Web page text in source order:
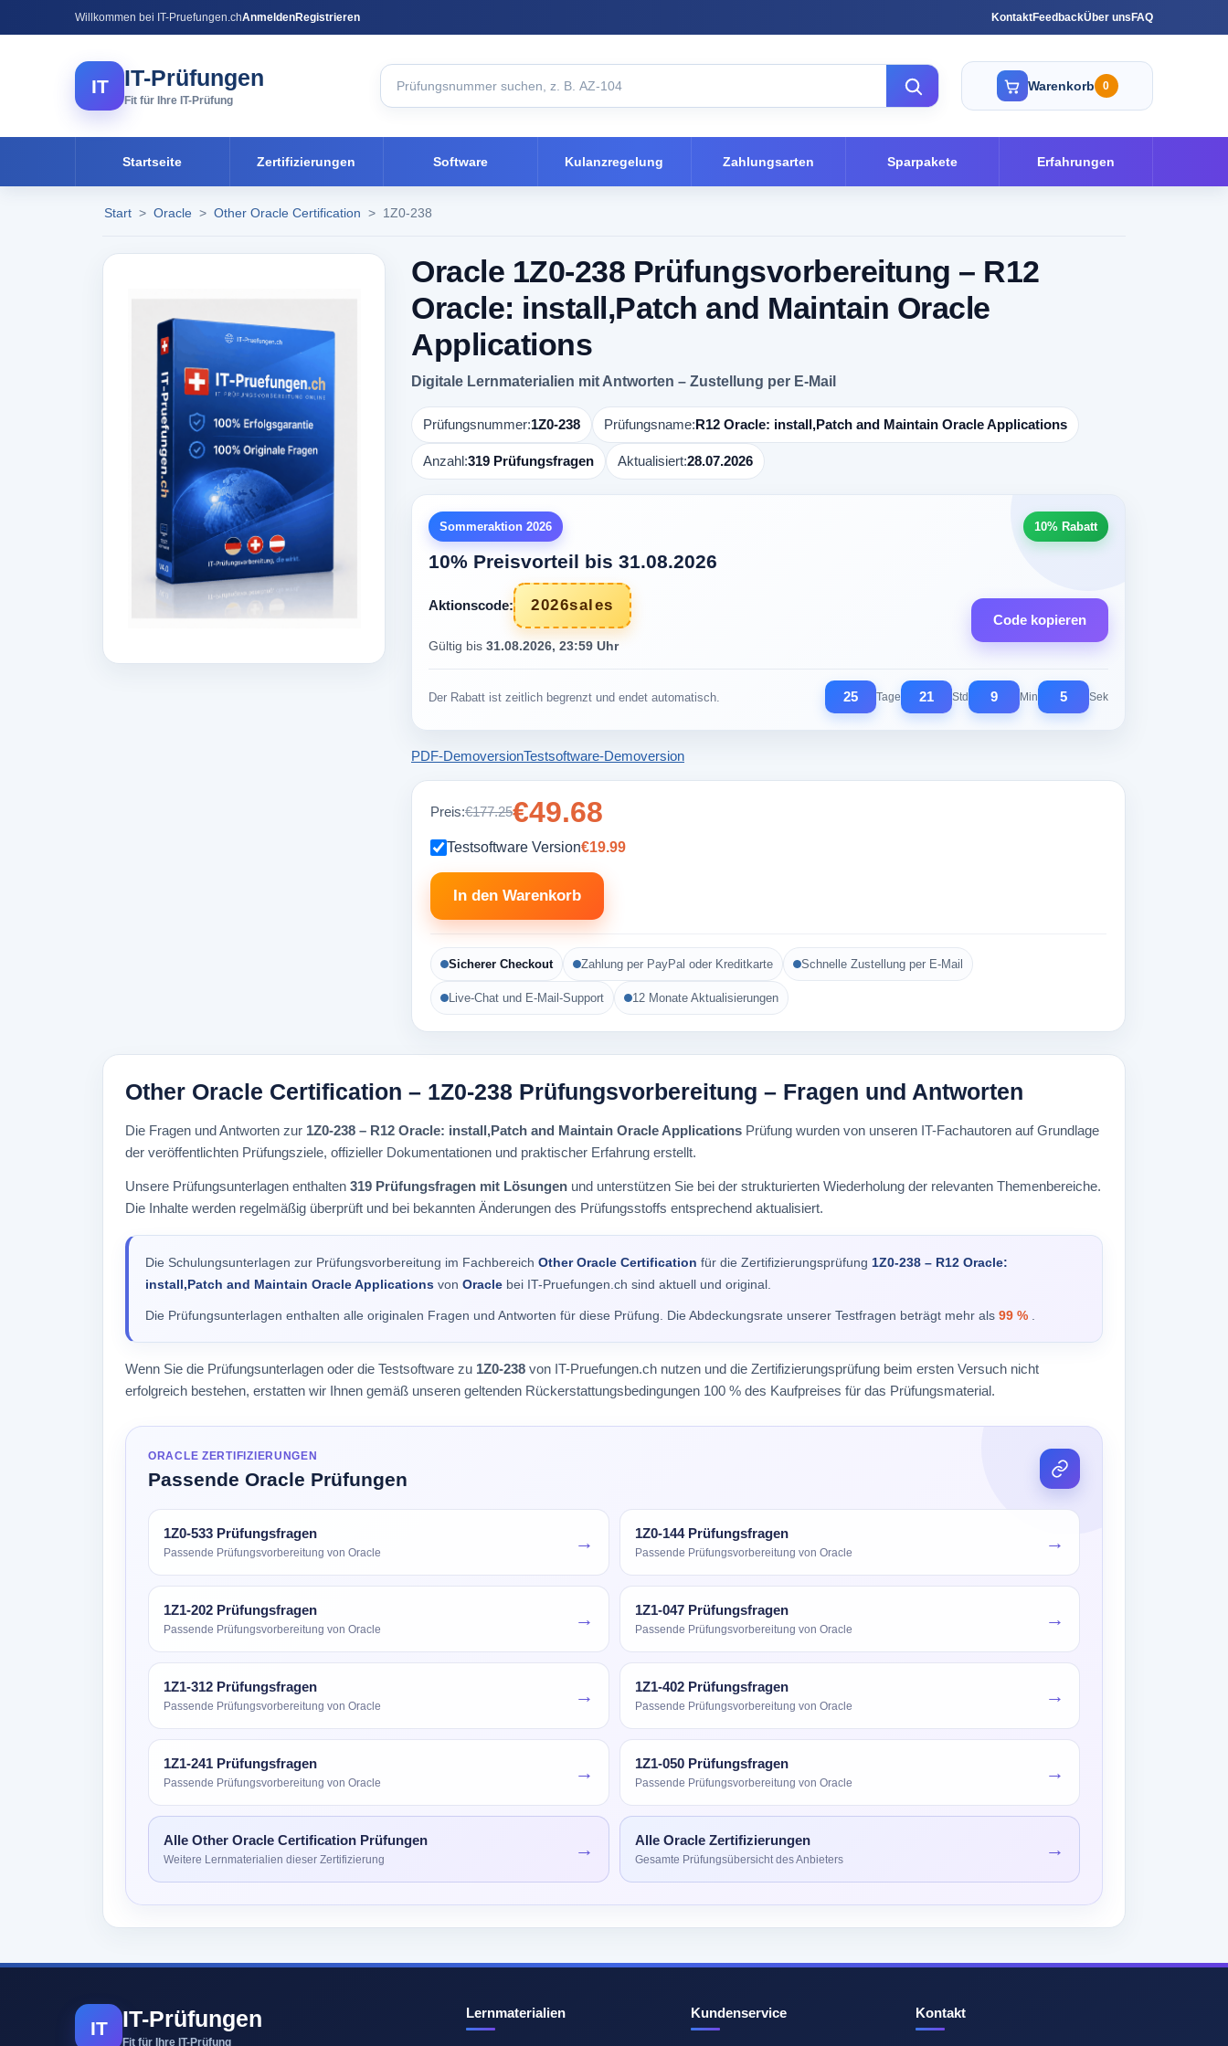
Willkommen bei IT-Pruefungen.chAnmeldenRegistrieren KontaktFeedbackÜber uns FAQ
IT IT-Prüfungen
Fit für Ihre IT-Prüfung
Warenkorb 0
Startseite Zertifizierungen Software Kulanzregelung Zahlungsarten Sparpakete Erfahrungen
Start > Oracle > Other Oracle Certification > 1Z0-238
Oracle 1Z0-238 Prüfungsvorbereitung – R12
Oracle: install,Patch and Maintain Oracle
Applications
Digitale Lernmaterialien mit Antworten – Zustellung per E-Mail
Prüfungsnummer:1Z0-238 Prüfungsname:R12 Oracle: install,Patch and Maintain Oracle Applications
Anzahl:319 Prüfungsfragen Aktualisiert:28.07.2026
Sommeraktion 2026 10% Rabatt
10% Preisvorteil bis 31.08.2026
Aktionscode: 2026sales
Gültig bis 31.08.2026, 23:59 Uhr
Code kopieren
Der Rabatt ist zeitlich begrenzt und endet automatisch. 25 Tage 21 Std 9 Min 4 Sek
PDF-DemoversionTestsoftware-Demoversion
Preis:€177.25€49.68
Testsoftware Version€19.99
In den Warenkorb
Sicherer Checkout Zahlung per PayPal oder Kreditkarte Schnelle Zustellung per E-Mail
Live-Chat und E-Mail-Support 12 Monate Aktualisierungen
Other Oracle Certification – 1Z0-238 Prüfungsvorbereitung – Fragen und Antworten
Die Fragen und Antworten zur 1Z0-238 – R12 Oracle: install,Patch and Maintain Oracle Applications Prüfung wurden von unseren IT-Fachautoren auf Grundlage
der veröffentlichten Prüfungsziele, offizieller Dokumentationen und praktischer Erfahrung erstellt.
Unsere Prüfungsunterlagen enthalten 319 Prüfungsfragen mit Lösungen und unterstützen Sie bei der strukturierten Wiederholung der relevanten Themenbereiche.
Die Inhalte werden regelmäßig überprüft und bei bekannten Änderungen des Prüfungsstoffs entsprechend aktualisiert.
Die Schulungsunterlagen zur Prüfungsvorbereitung im Fachbereich Other Oracle Certification für die Zertifizierungsprüfung 1Z0-238 – R12 Oracle:
install,Patch and Maintain Oracle Applications von Oracle bei IT-Pruefungen.ch sind aktuell und original.
Die Prüfungsunterlagen enthalten alle originalen Fragen und Antworten für diese Prüfung. Die Abdeckungsrate unserer Testfragen beträgt mehr als 99 %
Wenn Sie die Prüfungsunterlagen oder die Testsoftware zu 1Z0-238 von IT-Pruefungen.ch nutzen und die Zertifizierungsprüfung beim ersten Versuch nicht
erfolgreich bestehen, erstatten wir Ihnen gemäß unseren geltenden Rückerstattungsbedingungen 100 % des Kaufpreises für das Prüfungsmaterial.
ORACLE ZERTIFIZIERUNGEN
Passende Oracle Prüfungen
1Z0-533 Prüfungsfragen
Passende Prüfungsvorbereitung von Oracle → 1Z0-144 Prüfungsfragen
Passende Prüfungsvorbereitung von Oracle →
1Z1-202 Prüfungsfragen
Passende Prüfungsvorbereitung von Oracle → 1Z1-047 Prüfungsfragen
Passende Prüfungsvorbereitung von Oracle →
1Z1-312 Prüfungsfragen
Passende Prüfungsvorbereitung von Oracle → 1Z1-402 Prüfungsfragen
Passende Prüfungsvorbereitung von Oracle →
1Z1-241 Prüfungsfragen
Passende Prüfungsvorbereitung von Oracle → 1Z1-050 Prüfungsfragen
Passende Prüfungsvorbereitung von Oracle →
Alle Other Oracle Certification Prüfungen
Weitere Lernmaterialien dieser Zertifizierung → Alle Oracle Zertifizierungen
Gesamte Prüfungsübersicht des Anbieters →
IT IT-Prüfungen
Fit für Ihre IT-Prüfung
Lernmaterialien Kundenservice Kontakt